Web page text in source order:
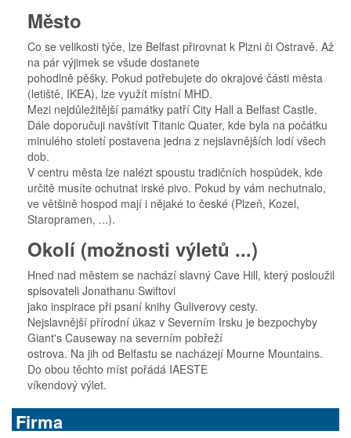
Město
Co se velikosti týče, lze Belfast přirovnat k Plzni či Ostravě. Až
na pár výjimek se všude dostanete
pohodlně pěšky. Pokud potřebujete do okrajové části města
(letiště, IKEA), lze využít místní MHD.
Mezi nejdůležitější památky patří City Hall a Belfast Castle.
Dále doporučuji navštívit Titanic Quater, kde byla na počátku
minulého století postavena jedna z nejslavnějších lodí všech
dob.
V centru města lze nalézt spoustu tradičních hospůdek, kde
určitě musíte ochutnat irské pivo. Pokud by vám nechutnalo,
ve většině hospod mají i nějaké to české (Plzeň, Kozel,
Staropramen, ...).
Okolí (možnosti výletů ...)
Hned nad městem se nachází slavný Cave Hill, který posloužil
spisovateli Jonathanu Swiftovi
jako inspirace při psaní knihy Guliverovy cesty.
Nejslavnější přírodní úkaz v Severním Irsku je bezpochyby
Giant's Causeway na severním pobřeží
ostrova. Na jih od Belfastu se nacházejí Mourne Mountains.
Do obou těchto míst pořádá IAESTE
víkendový výlet.
Firma